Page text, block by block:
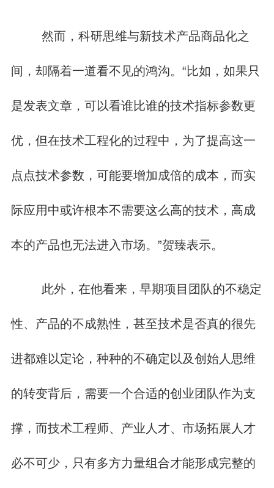
然而，科研思维与新技术产品商品化之
间，却隔着一道看不见的鸿沟。“比如，如果只
是发表文章，可以看谁比谁的技术指标参数更
优，但在技术工程化的过程中，为了提高这一
点点技术参数，可能要增加成倍的成本，而实
际应用中或许根本不需要这么高的技术，高成
本的产品也无法进入市场。”贺臻表示。
此外，在他看来，早期项目团队的不稳定
性、产品的不成熟性，甚至技术是否真的很先
进都难以定论，种种的不确定以及创始人思维
的转变背后，需要一个合适的创业团队作为支
撑，而技术工程师、产业人才、市场拓展人才
必不可少，只有多方力量组合才能形成完整的